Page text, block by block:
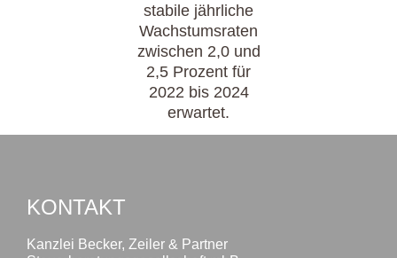
stabile jährliche
Wachstumsraten
zwischen 2,0 und
2,5 Prozent für
2022 bis 2024
erwartet.
KONTAKT
Kanzlei Becker, Zeiler & Partner